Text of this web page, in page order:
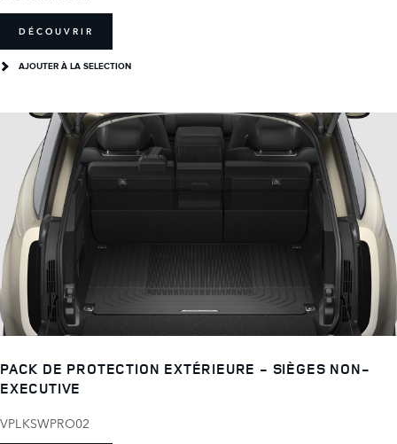
DÉCOUVRIR
AJOUTER À LA SELECTION
PACK DE PROTECTION EXTÉRIEURE - SIÈGES NON-
EXECUTIVE
VPLKSWPRO02